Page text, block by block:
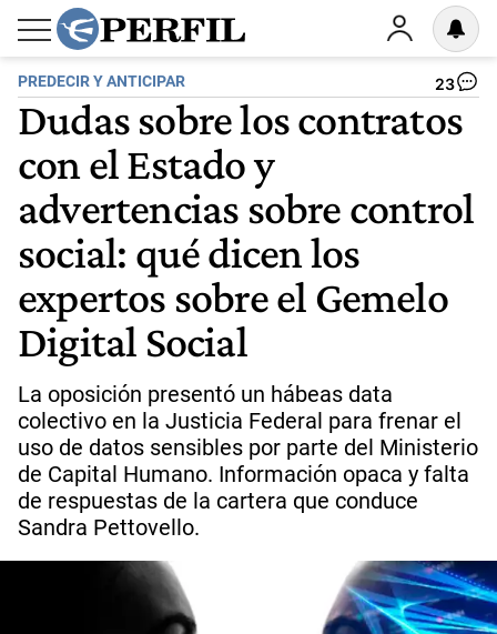
PREDECIR Y ANTICIPAR 23
Dudas sobre los contratos
con el Estado y
advertencias sobre control
social: qué dicen los
expertos sobre el Gemelo
Digital Social
La oposición presentó un hábeas data
colectivo en la Justicia Federal para frenar el
uso de datos sensibles por parte del Ministerio
de Capital Humano. Información opaca y falta
de respuestas de la cartera que conduce
Sandra Pettovello.